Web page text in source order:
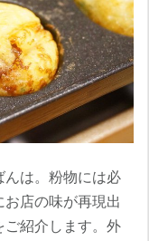
んは。粉物には必
店の味が再現出
ご紹介します。外